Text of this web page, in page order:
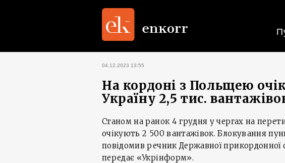
04.12.2023 13:55
На кордоні з Польщею
Україну 2,5 тис.
Станом на ранок 4 грудня у чергах на
очікують 2 500 вантажівок. Блокування
повідомив речник Державної
передає «Укрінформ».